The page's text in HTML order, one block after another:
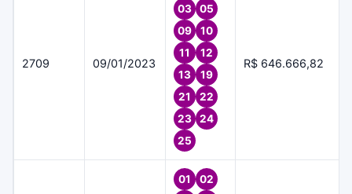
2709 09/01/2023
03
05
09
10
11
12
13
19
21
22
23
24
25
R$ 646.666,82
01
02